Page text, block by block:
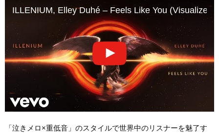
ILLENIUM, Elley Duhé – Feels Like You (Visualizer)
「泣きメロ×重低音」のスタイルで世界中のリスナーを魅了す